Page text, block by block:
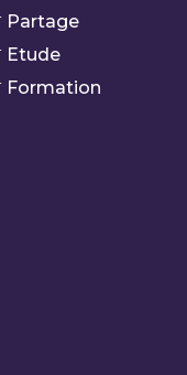
Partage
Etude
Formation